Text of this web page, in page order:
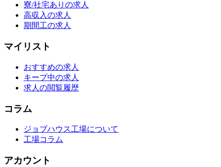
寮/社宅ありの求人
高収入の求人
期間工の求人
マイリスト
おすすめの求人
キープ中の求人
求人の閲覧履歴
コラム
ジョブハウス工場について
工場コラム
アカウント